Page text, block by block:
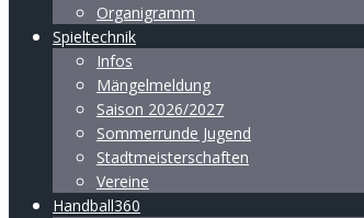
Organigramm
Spieltechnik
Infos
Mängelmeldung
Saison 2026/2027
Sommerrunde Jugend
Stadtmeisterschaften
Vereine
Handball360